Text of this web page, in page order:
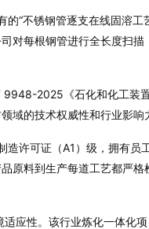
“不锈钢管逐支在线固溶
对每根钢管进行全长度扫
2025《石化和化工装
域的技术权威性和行业影响
许可证（A1）级，拥有
原料到生产每道工艺都严格
适应性。该行业炼化一体